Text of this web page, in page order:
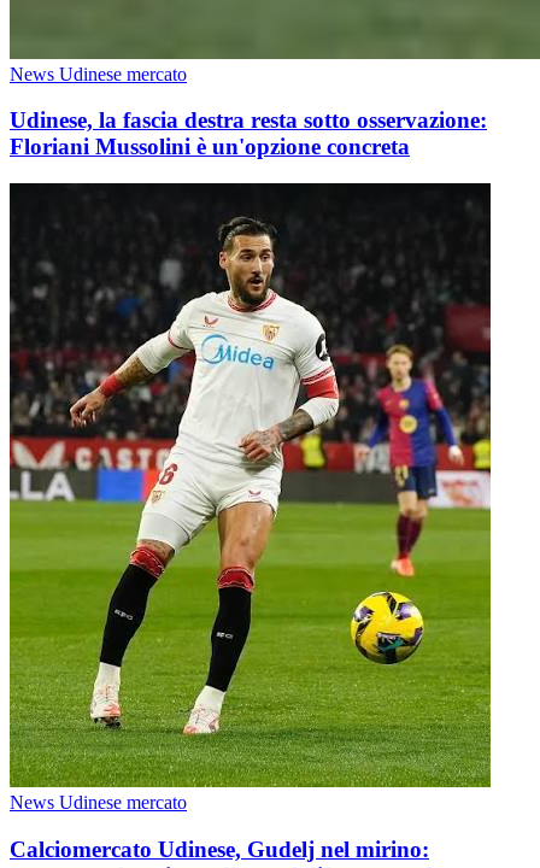
News Udinese mercato
Udinese, la fascia destra resta sotto osservazione:
Floriani Mussolini è un'opzione concreta
News Udinese mercato
Calciomercato Udinese, Gudelj nel mirino: